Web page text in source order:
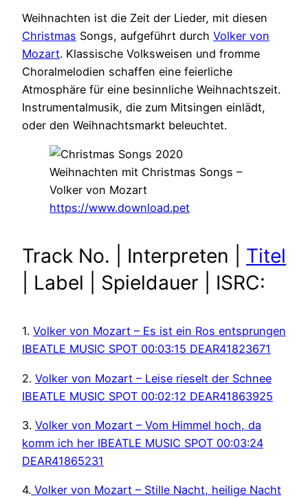
Weihnachten ist die Zeit der Lieder, mit diesen
Christmas Songs, aufgeführt durch Volker von
Mozart. Klassische Volksweisen und fromme
Choralmelodien schaffen eine feierliche
Atmosphäre für eine besinnliche Weihnachtszeit.
Instrumentalmusik, die zum Mitsingen einlädt,
oder den Weihnachtsmarkt beleuchtet.
Weihnachten mit Christmas Songs –
Volker von Mozart
https://www.download.pet
Track No. | Interpreten | Titel
| Label | Spieldauer | ISRC:
1. Volker von Mozart – Es ist ein Ros entsprungen
IBEATLE MUSIC SPOT 00:03:15 DEAR41823671
2. Volker von Mozart – Leise rieselt der Schnee
IBEATLE MUSIC SPOT 00:02:12 DEAR41863925
3. Volker von Mozart – Vom Himmel hoch, da
komm ich her IBEATLE MUSIC SPOT 00:03:24
DEAR41865231
4. Volker von Mozart – Stille Nacht, heilige Nacht